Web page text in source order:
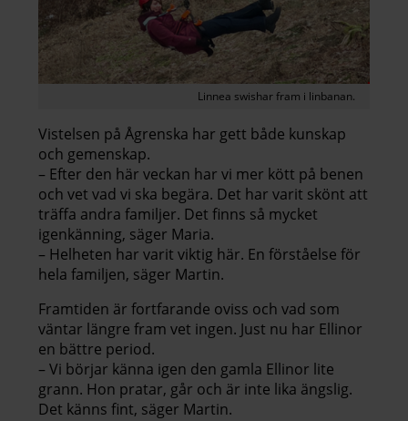
Linnea swishar fram i linbanan.
Vistelsen på Ågrenska har gett både kunskap
och gemenskap.
– Efter den här veckan har vi mer kött på benen
och vet vad vi ska begära. Det har varit skönt att
träffa andra familjer. Det finns så mycket
igenkänning, säger Maria.
– Helheten har varit viktig här. En förståelse för
hela familjen, säger Martin.
Framtiden är fortfarande oviss och vad som
väntar längre fram vet ingen. Just nu har Ellinor
en bättre period.
– Vi börjar känna igen den gamla Ellinor lite
grann. Hon pratar, går och är inte lika ängslig.
Det känns fint, säger Martin.